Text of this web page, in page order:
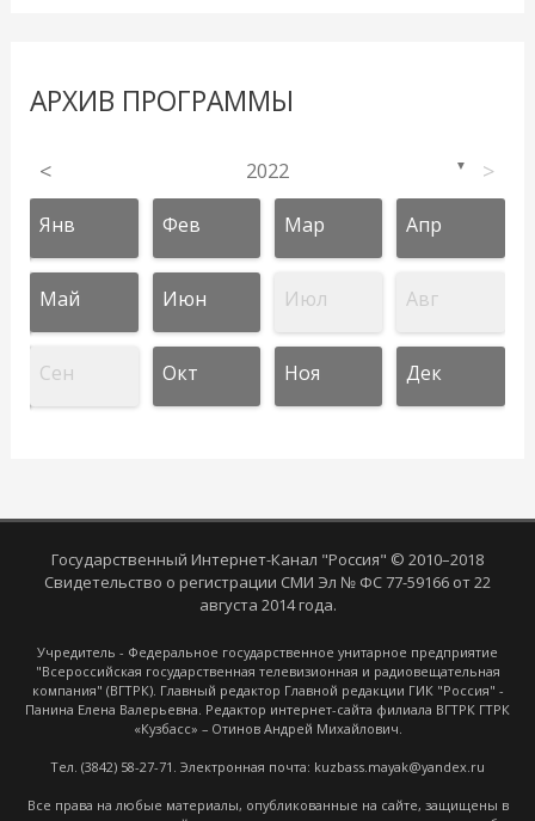
АРХИВ ПРОГРАММЫ
< 2022 ▼ >
Янв Фев Мар Апр
Май Июн Июл Авг
Сен Окт Ноя Дек
Государственный Интернет-Канал "Россия" © 2010–2018
Свидетельство о регистрации СМИ Эл № ФС 77-59166 от 22
августа 2014 года.
Учредитель - Федеральное государственное унитарное предприятие
"Всероссийская государственная телевизионная и радиовещательная
компания" (ВГТРК). Главный редактор Главной редакции ГИК "Россия" -
Панина Елена Валерьевна. Редактор интернет-сайта филиала ВГТРК ГТРК
«Кузбасс» – Отинов Андрей Михайлович.
Тел. (3842) 58-27-71. Электронная почта: kuzbass.mayak@yandex.ru
Все права на любые материалы, опубликованные на сайте, защищены в